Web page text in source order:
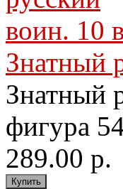
Знатный
Знатный
фигура
289.00 р.